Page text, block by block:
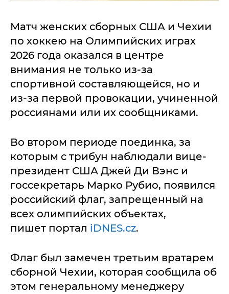
Матч женских сборных США и Чехии
по хоккею на Олимпийских играх
2026 года оказался в центре
внимания не только из-за
спортивной составляющейся, но и
из-за первой провокации, учиненной
россиянами или их сообщниками.
Во втором периоде поединка, за
которым с трибун наблюдали вице-
президент США Джей Ди Вэнс и
госсекретарь Марко Рубио, появился
российский флаг, запрещенный на
всех олимпийских объектах,
пишет портал iDNES.cz.
Флаг был замечен третьим вратарем
сборной Чехии, которая сообщила об
этом генеральному менеджеру